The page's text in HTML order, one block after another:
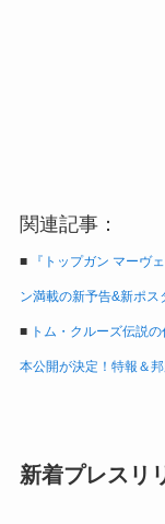
関連記事：
■ 『トップガン マーヴ
ン満載の新予告&新ポ
■ トム・クルーズ伝説
本公開が決定！特報＆
新着プレスリ